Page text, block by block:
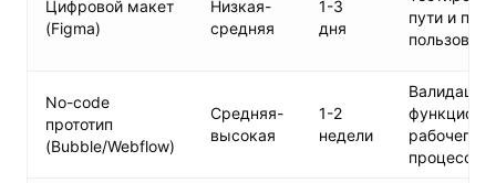
Цифровой макет
(Figma)
Низкая-
средняя
1-3
дня
пути и
No-code
прототип
(Bubble/Webflow)
Средняя-
высокая
1-2
недели
Валидация
рабочего
процесса